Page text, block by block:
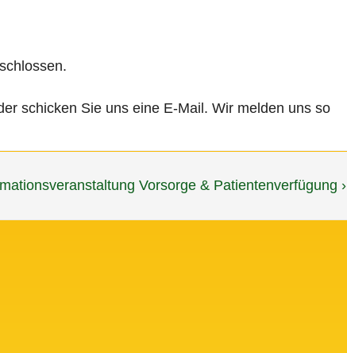
schicken Sie uns eine E-Mail. Wir melden uns so
Vorsorge & Patientenverfügung ›